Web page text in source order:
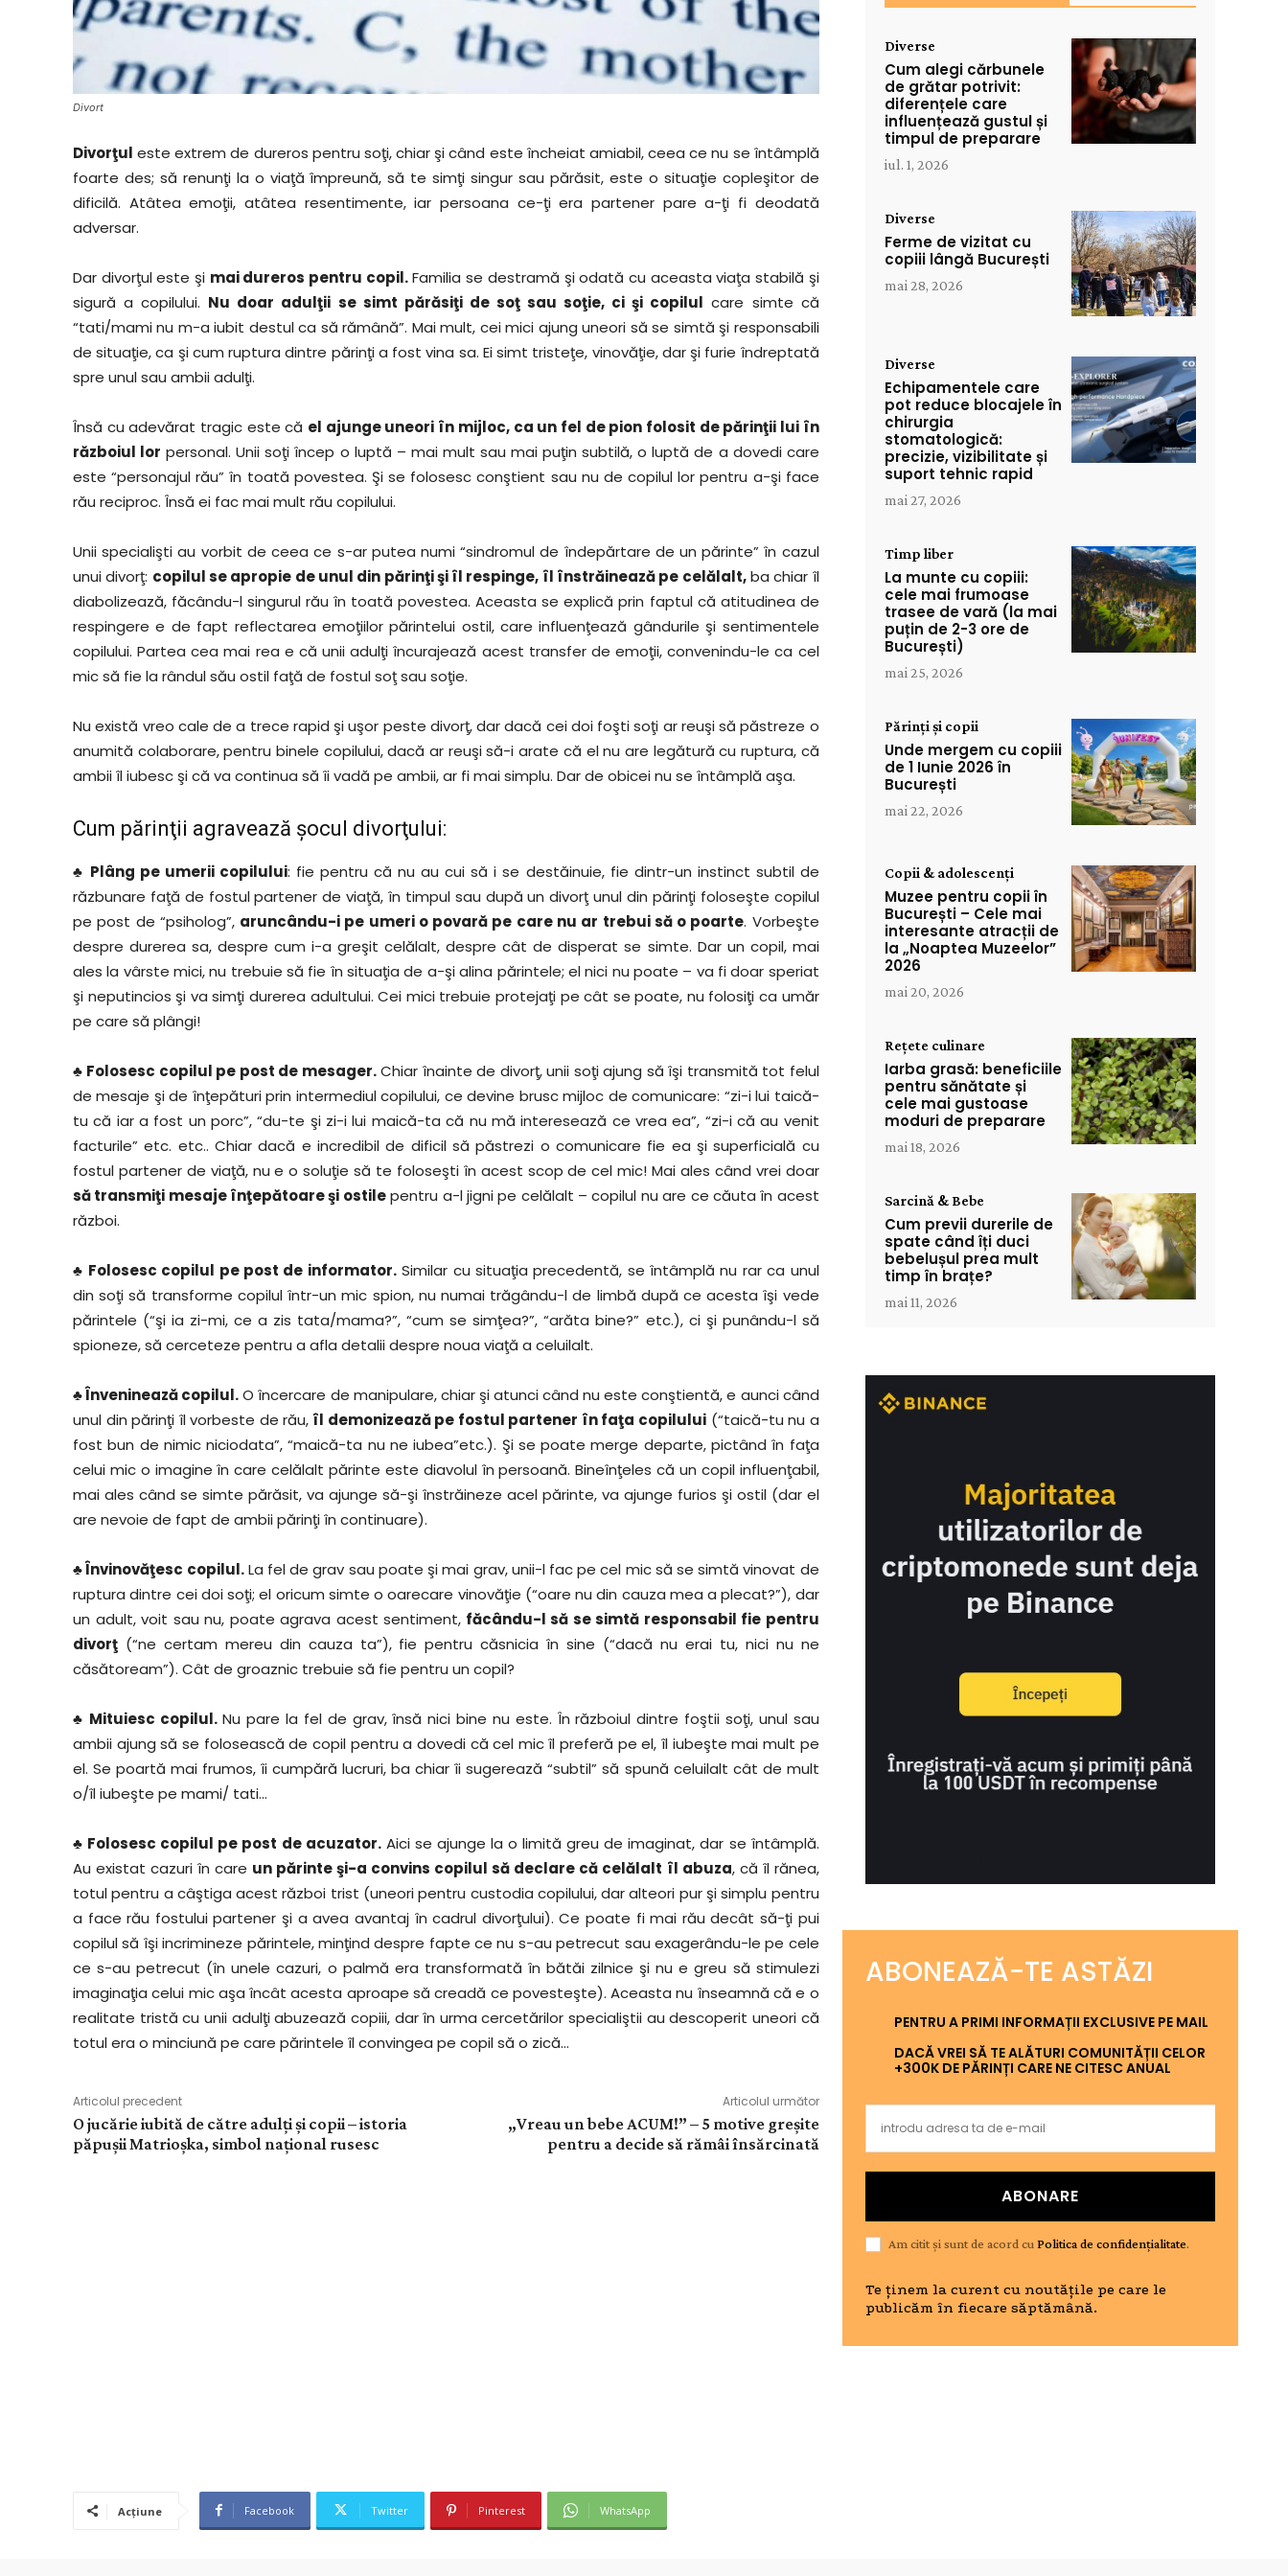
Divort
Divorţul este extrem de dureros pentru soţi, chiar şi când este încheiat amiabil, ceea ce nu se întâmplă
foarte des; să renunţi la o viaţă împreună, să te simţi singur sau părăsit, este o situaţie copleşitor de
dificilă. Atâtea emoţii, atâtea resentimente, iar persoana ce-ţi era partener pare a-ţi fi deodată
adversar.
Dar divorţul este şi mai dureros pentru copil.Familia se destramă şi odată cu aceasta viaţa stabilă şi
sigură a copilului. Nu doar adulţii se simt părăsiţi de soţ sau soţie, ci şi copilul care simte că
“tati/mami nu m-a iubit destul ca să rămână”. Mai mult, cei mici ajung uneori să se simtă şi responsabili
de situaţie, ca şi cum ruptura dintre părinţi a fost vina sa. Ei simt tristeţe, vinovăţie, dar şi furie îndreptată
spre unul sau ambii adulţi.
Însă cu adevărat tragic este că el ajunge uneori în mijloc, ca un fel de pion folosit de părinţii lui în
războiul lor personal. Unii soţi încep o luptă – mai mult sau mai puţin subtilă, o luptă de a dovedi care
este “personajul rău” în toată povestea. Şi se folosesc conştient sau nu de copilul lor pentru a-şi face
rău reciproc. Însă ei fac mai mult rău copilului.
Unii specialişti au vorbit de ceea ce s-ar putea numi “sindromul de îndepărtare de un părinte” în cazul
unui divorţ: copilul se apropie de unul din părinţi şi îl respinge, îl înstrăinează pe celălalt,ba chiar îl
diabolizează, făcându-l singurul rău în toată povestea. Aceasta se explică prin faptul că atitudinea de
respingere e de fapt reflectarea emoţiilor părintelui ostil, care influenţează gândurile şi sentimentele
copilului. Partea cea mai rea e că unii adulţi încurajează acest transfer de emoţii, convenindu-le ca cel
mic să fie la rândul său ostil faţă de fostul soţ sau soţie.
Nu există vreo cale de a trece rapid şi uşor peste divorţ, dar dacă cei doi foşti soţi ar reuşi să păstreze o
anumită colaborare, pentru binele copilului, dacă ar reuşi să-i arate că el nu are legătură cu ruptura, că
ambii îl iubesc şi că va continua să îi vadă pe ambii, ar fi mai simplu. Dar de obicei nu se întâmplă aşa.
Cum părinţii agravează şocul divorţului:
♣ Plâng pe umerii copilului: fie pentru că nu au cui să i se destăinuie, fie dintr-un instinct subtil de
răzbunare faţă de fostul partener de viaţă, în timpul sau după un divorţ unul din părinţi foloseşte copilul
pe post de “psiholog”, aruncându-i pe umeri o povară pe care nu ar trebui să o poarte. Vorbeşte
despre durerea sa, despre cum i-a greşit celălalt, despre cât de disperat se simte. Dar un copil, mai
ales la vârste mici, nu trebuie să fie în situaţia de a-şi alina părintele; el nici nu poate – va fi doar speriat
şi neputincios şi va simţi durerea adultului. Cei mici trebuie protejaţi pe cât se poate, nu folosiţi ca umăr
pe care să plângi!
♣ Folosesc copilul pe post de mesager.Chiar înainte de divorţ, unii soţi ajung să îşi transmită tot felul
de mesaje şi de înţepături prin intermediul copilului, ce devine brusc mijloc de comunicare: “zi-i lui taică-
tu că iar a fost un porc”, “du-te şi zi-i lui maică-ta că nu mă interesează ce vrea ea”, “zi-i că au venit
facturile” etc. etc.. Chiar dacă e incredibil de dificil să păstrezi o comunicare fie ea şi superficială cu
fostul partener de viaţă, nu e o soluţie să te foloseşti în acest scop de cel mic! Mai ales când vrei doar
să transmiţi mesaje înţepătoare şi ostilepentru a-l jigni pe celălalt – copilul nu are ce căuta în acest
război.
♣ Folosesc copilul pe post de informator.Similar cu situaţia precedentă, se întâmplă nu rar ca unul
din soţi să transforme copilul într-un mic spion, nu numai trăgându-l de limbă după ce acesta îşi vede
părintele (“şi ia zi-mi, ce a zis tata/mama?”, “cum se simţea?”, “arăta bine?” etc.), ci şi punându-l să
spioneze, să cerceteze pentru a afla detalii despre noua viaţă a celuilalt.
♣ Înveninează copilul.O încercare de manipulare, chiar şi atunci când nu este conştientă, e aunci când
unul din părinţi îl vorbeste de rău, îl demonizează pe fostul partener în faţa copilului(“taică-tu nu a
fost bun de nimic niciodata”, “maică-ta nu ne iubea”etc.). Şi se poate merge departe, pictând în faţa
celui mic o imagine în care celălalt părinte este diavolul în persoană. Bineînţeles că un copil influenţabil,
mai ales când se simte părăsit, va ajunge să-şi înstrăineze acel părinte, va ajunge furios şi ostil (dar el
are nevoie de fapt de ambii părinţi în continuare).
♣ Învinovăţesc copilul.La fel de grav sau poate şi mai grav, unii-l fac pe cel mic să se simtă vinovat de
ruptura dintre cei doi soţi; el oricum simte o oarecare vinovăţie (“oare nu din cauza mea a plecat?”), dar
un adult, voit sau nu, poate agrava acest sentiment, făcându-l să se simtă responsabil fie pentru
divorţ (“ne certam mereu din cauza ta”), fie pentru căsnicia în sine (“dacă nu erai tu, nici nu ne
căsătoream”). Cât de groaznic trebuie să fie pentru un copil?
♣ Mituiesc copilul.Nu pare la fel de grav, însă nici bine nu este. În războiul dintre foştii soţi, unul sau
ambii ajung să se folosească de copil pentru a dovedi că cel mic îl preferă pe el, îl iubeşte mai mult pe
el. Se poartă mai frumos, îi cumpără lucruri, ba chiar îi sugerează “subtil” să spună celuilalt cât de mult
o/îl iubeşte pe mami/ tati…
♣ Folosesc copilul pe post de acuzator.Aici se ajunge la o limită greu de imaginat, dar se întâmplă.
Au existat cazuri în care un părinte şi-a convins copilul să declare că celălalt îl abuza, că îl rănea,
totul pentru a câştiga acest război trist (uneori pentru custodia copilului, dar alteori pur şi simplu pentru
a face rău fostului partener şi a avea avantaj în cadrul divorţului). Ce poate fi mai rău decât să-ţi pui
copilul să îşi incrimineze părintele, minţind despre fapte ce nu s-au petrecut sau exagerându-le pe cele
ce s-au petrecut (în unele cazuri, o palmă era transformată în bătăi zilnice şi nu e greu să stimulezi
imaginaţia celui mic aşa încât acesta aproape să creadă ce povesteşte). Aceasta nu înseamnă că e o
realitate tristă cu unii adulţi abuzează copiii, dar în urma cercetărilor specialiştii au descoperit uneori că
totul era o minciună pe care părintele îl convingea pe copil să o zică…
Articolul precedent
O jucărie iubită de către adulţi şi copii – istoria
păpușii Matrioșka, simbol național rusesc
Articolul următor
„Vreau un bebe ACUM!” – 5 motive greşite
pentru a decide să rămâi însărcinată
Acțiune Facebook Twitter Pinterest WhatsApp
Diverse
Cum alegi cărbunele
de grătar potrivit:
diferențele care
influențează gustul și
timpul de preparare
iul. 1, 2026
Diverse
Ferme de vizitat cu
copiii lângă București
mai 28, 2026
Diverse
Echipamentele care
pot reduce blocajele în
chirurgia
stomatologică:
precizie, vizibilitate și
suport tehnic rapid
mai 27, 2026
Timp liber
La munte cu copiii:
cele mai frumoase
trasee de vară (la mai
puțin de 2-3 ore de
București)
mai 25, 2026
Părinți și copii
Unde mergem cu copiii
de 1 Iunie 2026 în
București
mai 22, 2026
Copii & adolescenți
Muzee pentru copii în
București – Cele mai
interesante atracții de
la „Noaptea Muzeelor”
2026
mai 20, 2026
Rețete culinare
Iarba grasă: beneficiile
pentru sănătate și
cele mai gustoase
moduri de preparare
mai 18, 2026
Sarcină & Bebe
Cum previi durerile de
spate când îți duci
bebelușul prea mult
timp în brațe?
mai 11, 2026
ABONEAZĂ-TE ASTĂZI
PENTRU A PRIMI INFORMAȚII EXCLUSIVE PE MAIL
DACĂ VREI SĂ TE ALĂTURI COMUNITĂȚII CELOR
+300K DE PĂRINȚI CARE NE CITESC ANUAL
ABONARE
Am citit și sunt de acord cuPolitica de confidențialitate.
Te ținem la curent cu noutățile pe care le
publicăm în fiecare săptămână.